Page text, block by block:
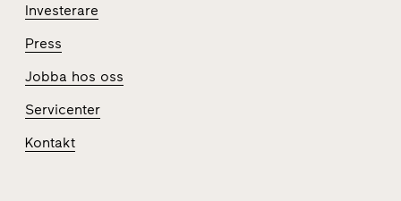
Investerare
Press
Jobba hos oss
Servicenter
Kontakt